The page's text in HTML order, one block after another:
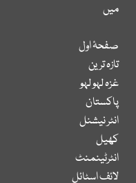
میں
صفحۂ اول
تازہ ترین
غزہ لہو لہو
پاکستان
انٹر نیشنل
کھیل
انٹرٹینمنٹ
لائف اسٹائل